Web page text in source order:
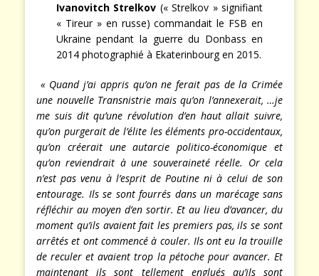
Ivanovitch Strelkov (« Strelkov » signifiant
« Tireur » en russe) commandait le FSB en
Ukraine pendant la guerre du Donbass en
2014 photographié à Ekaterinbourg en 2015.
« Quand j’ai appris qu’on ne ferait pas de la Crimée
une nouvelle Transnistrie mais qu’on l’annexerait, …je
me suis dit qu’une révolution d’en haut allait suivre,
qu’on purgerait de l’élite les éléments pro-occidentaux,
qu’on créerait une autarcie politico-économique et
qu’on reviendrait à une souveraineté réelle. Or cela
n’est pas venu à l’esprit de Poutine ni à celui de son
entourage. Ils se sont fourrés dans un marécage sans
réfléchir au moyen d’en sortir. Et au lieu d’avancer, du
moment qu’ils avaient fait les premiers pas, ils se sont
arrêtés et ont commencé à couler. Ils ont eu la trouille
de reculer et avaient trop la pétoche pour avancer. Et
maintenant ils sont tellement englués qu’ils sont